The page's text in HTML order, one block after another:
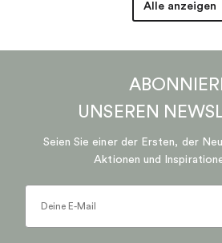
Alle anzeigen
UNSEREN
Seien Sie einer der Ersten, der
Aktionen und